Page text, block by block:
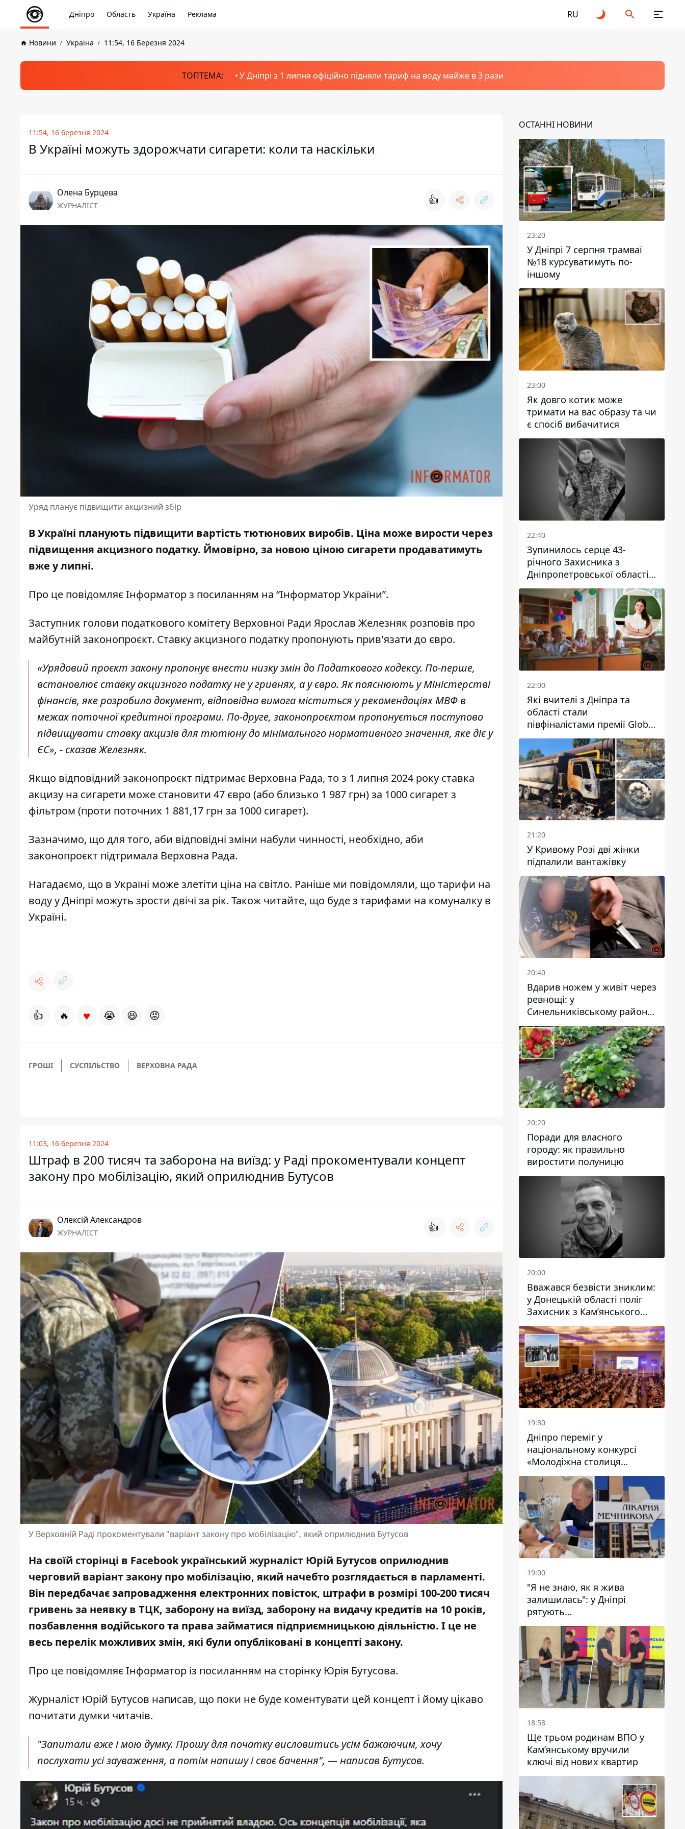
Дніпро Область Україна Реклама RU
Новини Україна 11:54, 16 Березня 2024
ТОПТЕМА: У Дніпрі з 1 липня офіційно підняли тариф на воду майже в 3 рази
11:54, 16 березня 2024
В Україні можуть здорожчати сигарети: коли та наскільки
Олена Бурцева
ЖУРНАЛІСТ 👍
Уряд планує підвищити акцизний збір
В Україні планують підвищити вартість тютюнових виробів. Ціна може вирости через
підвищення акцизного податку. Ймовірно, за новою ціною сигарети продаватимуть
вже у липні.
Про це повідомляє Інформатор з посиланням на “Інформатор України”.
Заступник голови податкового комітету Верховної Ради Ярослав Железняк розповів про
майбутній законопроєкт. Ставку акцизного податку пропонують прив'язати до євро.
«Урядовий проєкт закону пропонує внести низку змін до Податкового кодексу. По-перше,
встановлює ставку акцизного податку не у гривнях, а у євро. Як пояснюють у Міністерстві
фінансів, яке розробило документ, відповідна вимога міститься у рекомендаціях МВФ в
межах поточної кредитної програми. По-друге, законопроєктом пропонується поступово
підвищувати ставку акцизів для тютюну до мінімального нормативного значення, яке діє у
ЄС», - сказав Железняк.
Якщо відповідний законопроєкт підтримає Верховна Рада, то з 1 липня 2024 року ставка
акцизу на сигарети може становити 47 євро (або близько 1 987 грн) за 1000 сигарет з
фільтром (проти поточних 1 881,17 грн за 1000 сигарет).
Зазначимо, що для того, аби відповідні зміни набули чинності, необхідно, аби
законопроєкт підтримала Верховна Рада.
Нагадаємо, що в Україні можезлетіти ціна на світло. Раніше ми повідомляли, що тарифи на
воду у Дніпрі можуть зрости двічі за рік. Також читайте, що буде з тарифами на комуналку в
Україні.
👍 🔥 ♥ 😭 😆 😡
ГРОШІ СУСПІЛЬСТВО ВЕРХОВНА РАДА
11:03, 16 березня 2024
Штраф в 200 тисяч та заборона на виїзд: у Раді прокоментували концепт
закону про мобілізацію, який оприлюднив Бутусов
Олексій Александров
ЖУРНАЛІСТ 👍
У Верховній Раді прокоментували "варіант закону про мобілізацію", який оприлюднив Бутусов
На своїй сторінці в Facebook український журналіст Юрій Бутусов оприлюднив
черговий варіант закону про мобілізацію, який начебто розглядається в парламенті.
Він передбачає запровадження електронних повісток, штрафи в розмірі 100-200 тисяч
гривень за неявку в ТЦК, заборону на виїзд, заборону на видачу кредитів на 10 років,
позбавлення водійського та права займатися підприємницькою діяльністю. І це не
весь перелік можливих змін, які були опубліковані в концепті закону.
Про це повідомляє Інформатор із посиланням на сторінку Юрія Бутусова.
Журналіст Юрій Бутусов написав, що поки не буде коментувати цей концепт і йому цікаво
почитати думки читачів.
"Запитали вже і мою думку. Прошу для початку висловитись усім бажаючим, хочу
послухати усі зауваження, а потім напишу і своє бачення", — написав Бутусов.
ОСТАННІ НОВИНИ
23:20
У Дніпрі 7 серпня трамваї
№18 курсуватимуть по-
іншому
23:00
Як довго котик може
тримати на вас образу та чи
є спосіб вибачитися
22:40
Зупинилось серце 43-
річного Захисника з
Дніпропетровської області
Євгена Зінченка
22:00
Які вчителі з Дніпра та
області стали
півфіналістами премії Global
Teacher Prize Ukraine 2026
21:20
У Кривому Розі дві жінки
підпалили вантажівку
20:40
Вдарив ножем у живіт через
ревнощі: у
Синельниківському районі
затримали 49-річного
чоловіка за вбивство
20:20
Поради для власного
городу: як правильно
виростити полуницю
20:00
Вважався безвісти зниклим:
у Донецькій області поліг
Захисник з Кам’янського
Антон Красовський
19:30
Дніпро переміг у
національному конкурсі
«Молодіжна столиця
України – 2026»
19:00
"Я не знаю, як я жива
залишилась": у Дніпрі
рятують
військовослужбовицю та
мати чотирьох дітей, яку
поранив КАБ
18:58
Ще трьом родинам ВПО у
Кам’янському вручили
ключі від нових квартир